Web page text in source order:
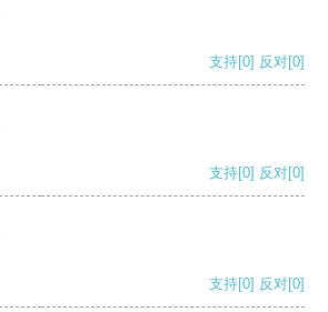
支持[0] 反对[0]
支持[0] 反对[0]
支持[0] 反对[0]